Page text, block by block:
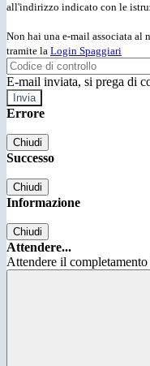
all'indirizzo indicato con le
Non hai una e-mail associata al
tramite la Login Spaggiari
E-mail inviata, si prega di
Errore
Chiudi
Successo
Chiudi
Informazione
Chiudi
Attendere...
Attendere il